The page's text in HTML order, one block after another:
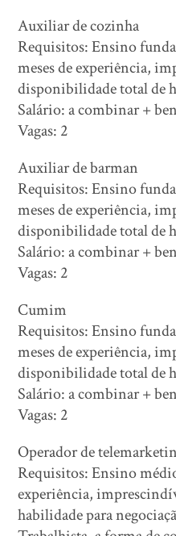
Auxiliar de cozinha
Requisitos: Ensino
meses de experiência,
disponibilidade total de
Salário: a combinar +
Vagas: 2
Auxiliar de barman
Requisitos: Ensino
meses de experiência,
disponibilidade total de
Salário: a combinar +
Vagas: 2
Cumim
Requisitos: Ensino
meses de experiência,
disponibilidade total de
Salário: a combinar +
Vagas: 2
Operador de
Requisitos: Ensino
experiência,
habilidade para